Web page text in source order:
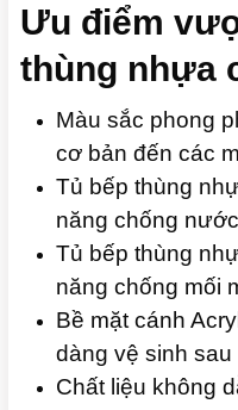
Ưu điểm
thùng nhựa
Màu sắc phong
cơ bản đến các
Tủ bếp thùng
năng chống
Tủ bếp thùng
năng chống mối
Bề mặt cánh
dàng vệ sinh
Chất liệu không